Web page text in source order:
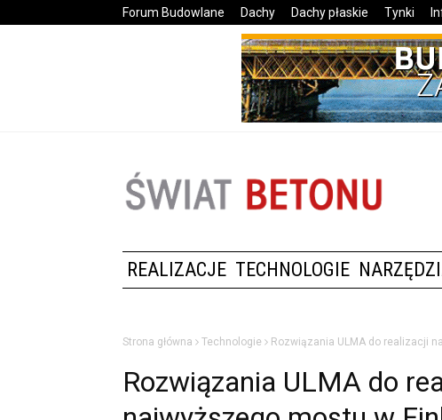
Forum Budowlane Dachy Dachy płaskie Tynki
REALIZACJE TECHNOLOGIE
Strona główna Technologie Rozwiązania ULMA do realizacji
Rozwiązania ULMA do